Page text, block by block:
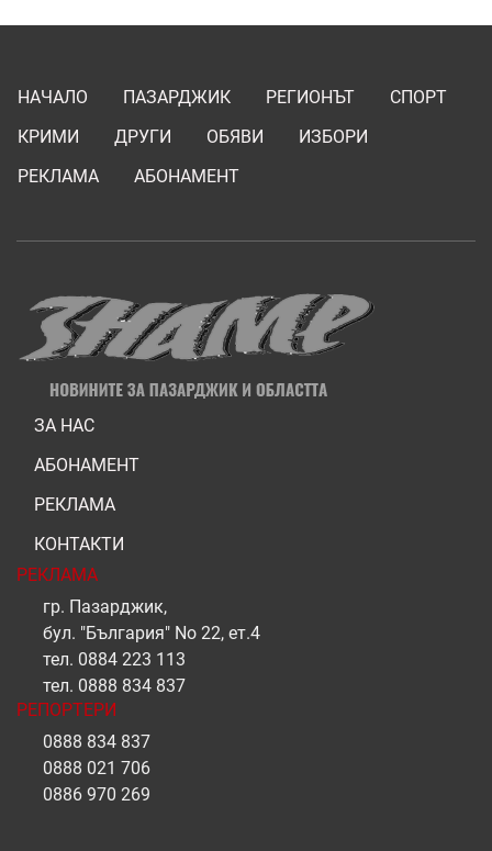
НАЧАЛО ПАЗАРДЖИК РЕГИОНЪТ
СПОРТ
КРИМИ
ДРУГИ ОБЯВИ
ИЗБОРИ
РЕКЛАМА
АБОНАМЕНТ
ЗА НАС
АБОНАМЕНТ
РЕКЛАМА
КОНТАКТИ
РЕКЛАМА
гр. Пазарджик,
бул. "България" No 22, ет.4
тел. 0884 223 113
тел. 0888 834 837
РЕПОРТЕРИ
0888 834 837
0888 021 706
0886 970 269